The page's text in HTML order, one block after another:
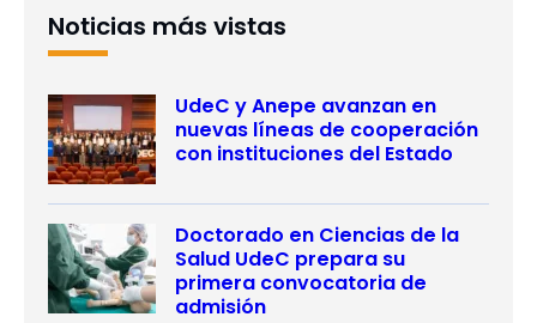
Noticias más vistas
UdeC y Anepe avanzan en
nuevas líneas de cooperación
con instituciones del Estado
Doctorado en Ciencias de la
Salud UdeC prepara su
primera convocatoria de
admisión